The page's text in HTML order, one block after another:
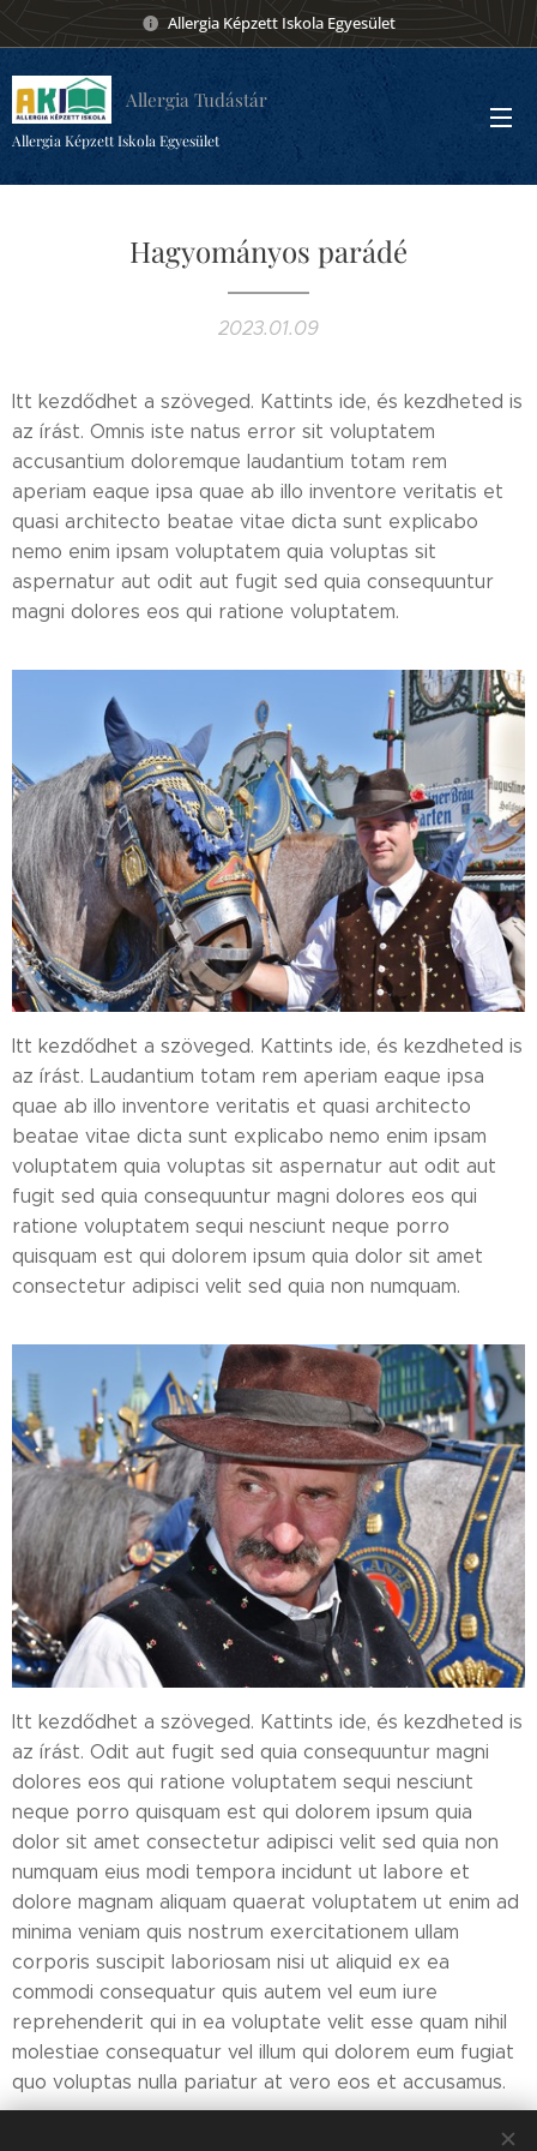
Allergia Képzett Iskola Egyesület
Allergia Tudástár
Allergia Képzett Iskola Egyesület
Hagyományos parádé
2023.01.09
Itt kezdődhet a szöveged. Kattints ide, és kezdheted is
az írást. Omnis iste natus error sit voluptatem
accusantium doloremque laudantium totam rem
aperiam eaque ipsa quae ab illo inventore veritatis et
quasi architecto beatae vitae dicta sunt explicabo
nemo enim ipsam voluptatem quia voluptas sit
aspernatur aut odit aut fugit sed quia consequuntur
magni dolores eos qui ratione voluptatem.
Itt kezdődhet a szöveged. Kattints ide, és kezdheted is
az írást. Laudantium totam rem aperiam eaque ipsa
quae ab illo inventore veritatis et quasi architecto
beatae vitae dicta sunt explicabo nemo enim ipsam
voluptatem quia voluptas sit aspernatur aut odit aut
fugit sed quia consequuntur magni dolores eos qui
ratione voluptatem sequi nesciunt neque porro
quisquam est qui dolorem ipsum quia dolor sit amet
consectetur adipisci velit sed quia non numquam.
Itt kezdődhet a szöveged. Kattints ide, és kezdheted is
az írást. Odit aut fugit sed quia consequuntur magni
dolores eos qui ratione voluptatem sequi nesciunt
neque porro quisquam est qui dolorem ipsum quia
dolor sit amet consectetur adipisci velit sed quia non
numquam eius modi tempora incidunt ut labore et
dolore magnam aliquam quaerat voluptatem ut enim ad
minima veniam quis nostrum exercitationem ullam
corporis suscipit laboriosam nisi ut aliquid ex ea
commodi consequatur quis autem vel eum iure
reprehenderit qui in ea voluptate velit esse quam nihil
molestiae consequatur vel illum qui dolorem eum fugiat
quo voluptas nulla pariatur at vero eos et accusamus.